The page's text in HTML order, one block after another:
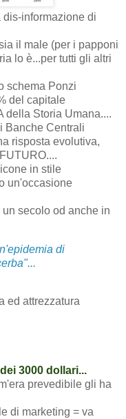
informazione di
il male (per i papponi
lo è...per tutti gli altri
schema Ponzi
del capitale
della Storia Umana....
Banche Centrali
risposta evolutiva,
in stile
un'occasione
secolo od anche in
di
ed attrezzatura
3000 dollari...
prevedibile gli ha
di marketing = va